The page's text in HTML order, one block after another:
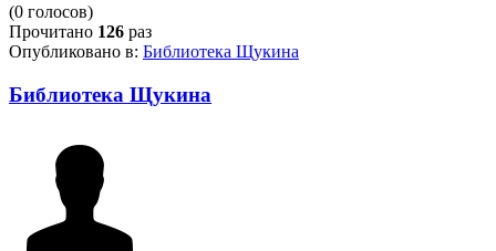
(0 голосов)
Прочитано 126 раз
Опубликовано в: Библиотека Щукина
Библиотека Щукина